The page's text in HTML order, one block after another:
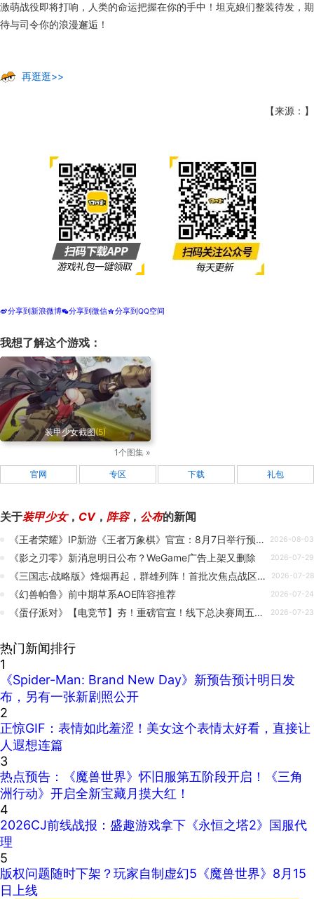
激萌战役即将打响，人类的命运把握在你的手中！坦克娘们整装待发，期
待与司令你的浪漫邂逅！
再逛逛>>
【来源：】
t分享到新浪微博w分享到微信z分享到QQ空间
我想了解这个游戏：
装甲少女截图(5)
1个图集 »
官网 专区 下载 礼包
关于装甲少女， CV， 阵容， 公布的新闻
《王者荣耀》IP新游《王者万象棋》官宣：8月7日举行预定档发布会 2026-08-03
《影之刃零》新消息明日公布？WeGame广告上架又删除 2026-07-29
《三国志·战略版》烽烟再起，群雄列阵！首批次焦点战区局势全面铺开 2026-07-28
《幻兽帕鲁》前中期草系AOE阵容推荐 2026-07-24
《蛋仔派对》【电竞节】夯！重磅官宣！线下总决赛周五最后开票！ 2026-07-23
热门新闻排行
1
《Spider-Man: Brand New Day》新预告预计明日发
布，另有一张新剧照公开
2
正惊GIF：表情如此羞涩！美女这个表情太好看，直接让
人遐想连篇
3
热点预告：《魔兽世界》怀旧服第五阶段开启！《三角
洲行动》开启全新宝藏月摸大红！
4
2026CJ前线战报：盛趣游戏拿下《永恒之塔2》国服代
理
5
版权问题随时下架？玩家自制虚幻5《魔兽世界》8月15
日上线